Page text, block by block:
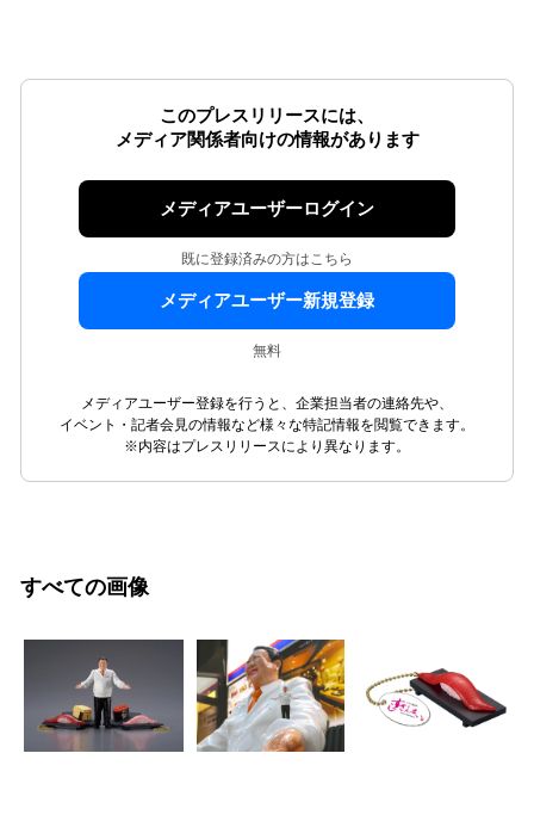
このプレスリリースには、
メディア関係者向けの情報があります
メディアユーザーログイン
既に登録済みの方はこちら
メディアユーザー新規登録
無料
メディアユーザー登録を行うと、企業担当者の連絡先や、
イベント・記者会見の情報など様々な特記情報を閲覧できます。
※内容はプレスリリースにより異なります。
すべての画像